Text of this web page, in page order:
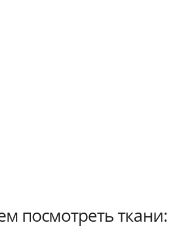
посмотреть ткани: